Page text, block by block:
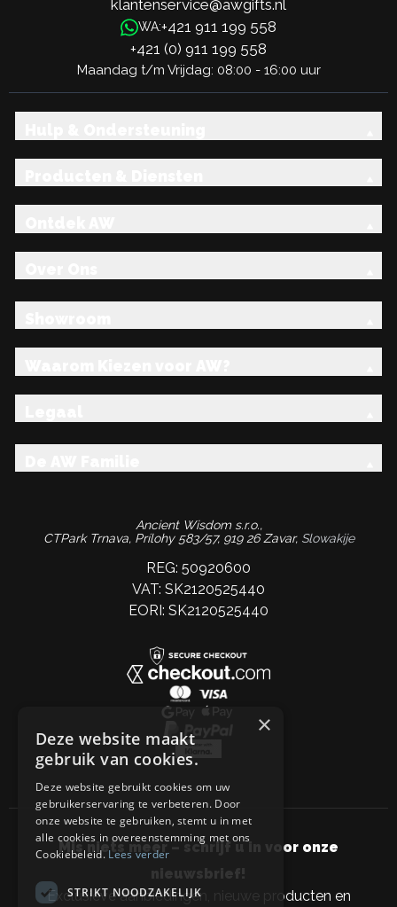
klantenservice@awgifts.nl
WA:+421 911 199 558
+421 (0) 911 199 558
Maandag t/m Vrijdag: 08:00 - 16:00 uur
Ancient Wisdom s.r.o.,
CTPark Trnava, Prílohy 583/57, 919 26 Zavar, Slowakije
REG: 50920600
VAT: SK2120525440
EORI: SK2120525440
Mis niets meer – schrijf u in voor onze
nieuwsbrief!
Exclusieve aanbiedingen, nieuwe producten en
×
Deze website maakt
gebruik van cookies.
Deze website gebruikt cookies om uw
gebruikerservaring te verbeteren. Door
onze website te gebruiken, stemt u in met
alle cookies in overeenstemming met ons
Cookiebeleid.Lees verder
STRIKT NOODZAKELIJK